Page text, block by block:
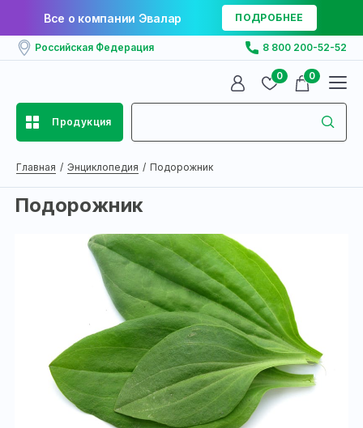
Все о компании Эвалар ПОДРОБНЕЕ
Российская Федерация 8 800 200-52-52
0 0
Продукция
Главная Энциклопедия Подорожник
Подорожник